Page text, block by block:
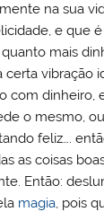
na sua
e que
mais
vibração
com dinheiro,
o mesmo,
feliz….
as coisas
Então:
magia, pois